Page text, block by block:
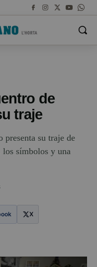
de
traje
presenta su traje de
los símbolos y una
X